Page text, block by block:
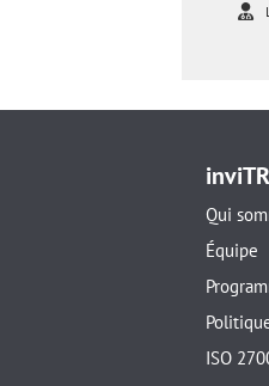
Qui
Équipe
ISO